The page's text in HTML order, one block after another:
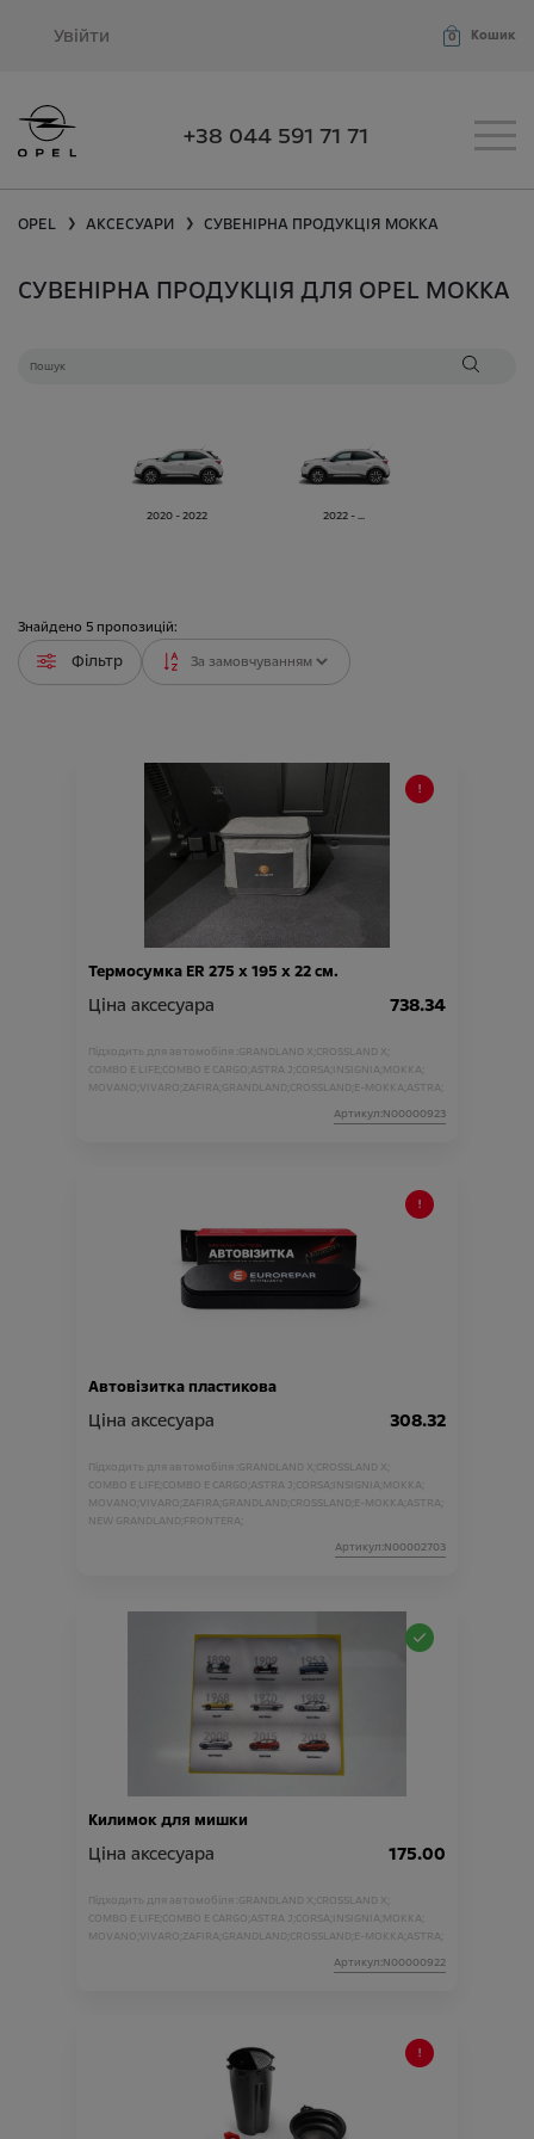
Увійти 0 Кошик
+38 044 591 71 71
OPEL ❯ АКСЕСУАРИ ❯ СУВЕНІРНА ПРОДУКЦІЯ MOKKA
СУВЕНІРНА ПРОДУКЦІЯ ДЛЯ OPEL MOKKA
2020 - 2022 2022 - ...
Знайдено 5 пропозицій:
Фільтр
Термосумка ER 275 х 195 х 22 см.
Ціна аксесуара 738.34
Підходить для автомобіля : GRANDLAND X; CROSSLAND X;
COMBO E LIFE; COMBO E CARGO; ASTRA J; CORSA; INSIGNIA; MOKKA;
MOVANO; VIVARO; ZAFIRA; GRANDLAND; CROSSLAND; E-MOKKA; ASTRA;
Артикул:N00000923
Автовізитка пластикова
Ціна аксесуара 308.32
Підходить для автомобіля : GRANDLAND X; CROSSLAND X;
COMBO E LIFE; COMBO E CARGO; ASTRA J; CORSA; INSIGNIA; MOKKA;
MOVANO; VIVARO; ZAFIRA; GRANDLAND; CROSSLAND; E-MOKKA; ASTRA;
NEW GRANDLAND; FRONTERA;
Артикул:N00002703
Килимок для мишки
Ціна аксесуара 175.00
Підходить для автомобіля : GRANDLAND X; CROSSLAND X;
COMBO E LIFE; COMBO E CARGO; ASTRA J; CORSA; INSIGNIA; MOKKA;
MOVANO; VIVARO; ZAFIRA; GRANDLAND; CROSSLAND; E-MOKKA; ASTRA;
Артикул:N00000922